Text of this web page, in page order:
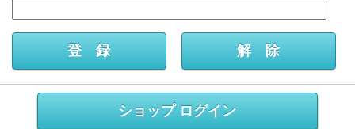
ショップ ログイン